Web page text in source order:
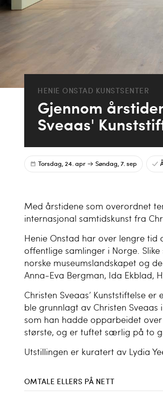
HENIE ONSTAD KUNSTSENTER
Gjennom
Sveaas'
Torsdag, 24. apr Søndag, 7. sep
Med årstidene som overordnet
internasjonal samtidskunst fra
Henie Onstad har over lengre
offentlige samlinger i Norge.
norske museumslandskapet og
Anna-Eva Bergman, Ida Ekblad,
Christen Sveaas’ Kunststiftelse
ble grunnlagt av Christen Sveaas
som han hadde opparbeidet
største, og er tuftet særlig på to
Utstillingen er kuratert av Lydia
OMTALE ELLERS PÅ NETT